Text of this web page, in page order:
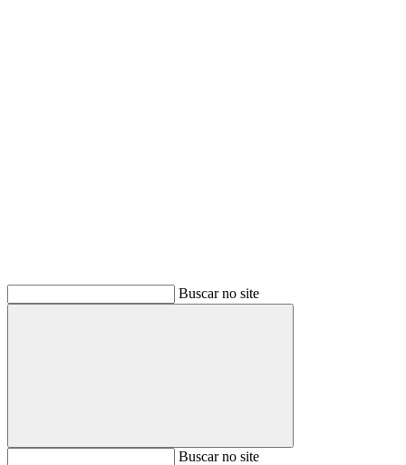
Buscar no site
BuscarBuscar no site